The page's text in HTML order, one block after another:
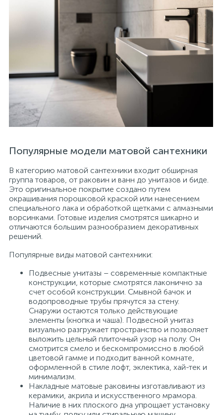
Популярные модели матовой сантехники
В категорию матовой сантехники входит обширная
группа товаров, от раковин и ванн до унитазов и биде.
Это оригинальное покрытие создано путем
окрашивания порошковой краской или нанесением
специального лака и обработкой щетками с алмазными
ворсинками. Готовые изделия смотрятся шикарно и
отличаются большим разнообразием декоративных
решений.
Популярные виды матовой сантехники:
Подвесные унитазы – современные компактные
конструкции, которые смотрятся лаконично за
счет особой конструкции. Смывной бачок и
водопроводные трубы прячутся за стену.
Снаружи остаются только действующие
элементы (кнопка и чаша). Подвесной унитаз
визуально разгружает пространство и позволяет
выложить цельный плиточный узор на полу. Он
смотрится смело и бескомпромиссно в любой
цветовой гамме и подходит ванной комнате,
оформленной в стиле лофт, эклектика, хай-тек и
минимализм.
Накладные матовые раковины изготавливают из
керамики, акрила и искусственного мрамора.
Наличие в них плоского дна упрощает установку